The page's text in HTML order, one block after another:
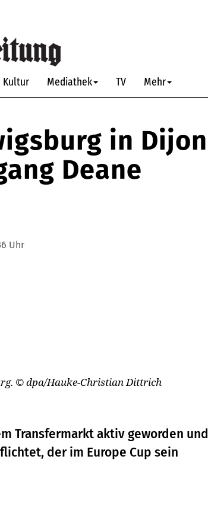
Kultur Mediathek TV Mehr
in Dijon
Deane
Uhr
© dpa/Hauke-Christian Dittrich
Transfermarkt aktiv geworden und
der im Europe Cup sein